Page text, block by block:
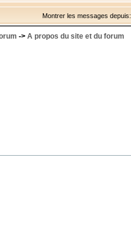
Montrer les messages depuis:
-> A propos du site et du forum